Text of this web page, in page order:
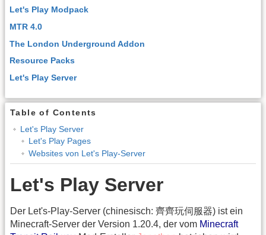
Let's Play Modpack
MTR 4.0
The London Underground Addon
Resource Packs
Let's Play Server
Table of Contents
Let's Play Server
Let's Play Pages
Websites von Let's Play-Server
Let's Play Server
Der Let's-Play-Server (chinesisch: 齊齊玩伺服器) ist ein
Minecraft-Server der Version 1.20.4, der vom Minecraft